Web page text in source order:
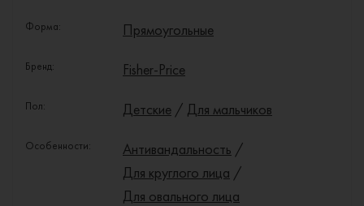
Форма: Прямоугольные
Бренд: Fisher-Price
Пол: Детские / Для мальчиков
Особенности: Антивандальность /
Для круглого лица /
Для овального лица